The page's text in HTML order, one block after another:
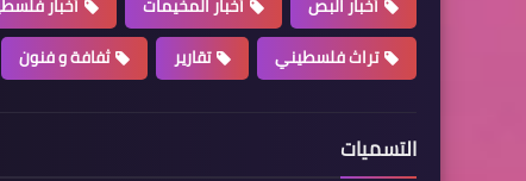
تراث فلسطيني
تقارير ثفافة و فنون
التسميات